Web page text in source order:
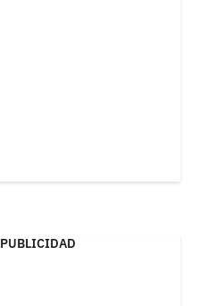
PUBLICIDAD